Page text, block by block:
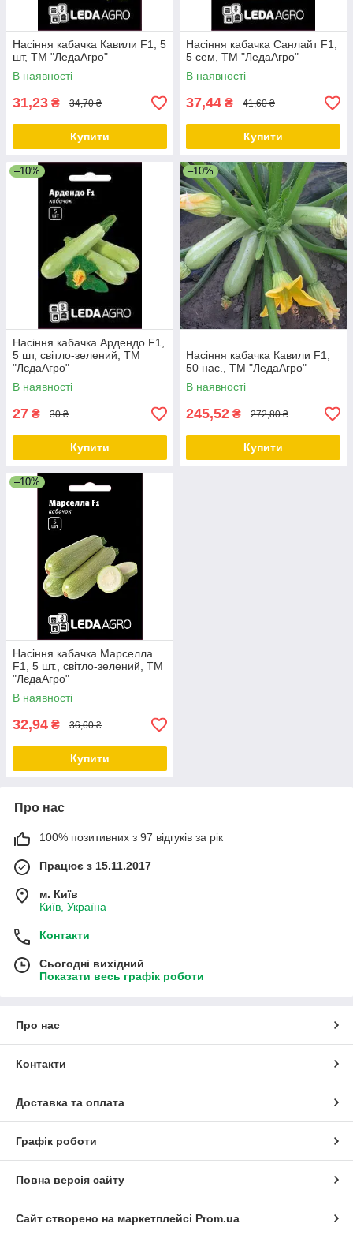
Насіння кабачка Кавили F1, 5
шт, ТМ "ЛедаАгро"
В наявності
31,23 ₴ 34,70 ₴
Купити
Насіння кабачка Санлайт F1,
5 сем, ТМ "ЛедаАгро"
В наявності
37,44 ₴ 41,60 ₴
Купити
–10%
Насіння кабачка Ардендо F1,
5 шт, світло-зелений, ТМ
"ЛєдаАгро"
В наявності
27 ₴ 30 ₴
Купити
–10%
Насіння кабачка Кавили F1,
50 нас., ТМ "ЛедаАгро"
В наявності
245,52 ₴ 272,80 ₴
Купити
–10%
Насіння кабачка Марселла
F1, 5 шт., світло-зелений, ТМ
"ЛєдаАгро"
В наявності
32,94 ₴ 36,60 ₴
Купити
Про нас
100% позитивних з 97 відгуків за рік
Працює з 15.11.2017
м. Київ
Київ, Україна
Контакти
Сьогодні вихідний
Показати весь графік роботи
Про нас
Контакти
Доставка та оплата
Графік роботи
Повна версія сайту
Сайт створено на маркетплейсі Prom.ua